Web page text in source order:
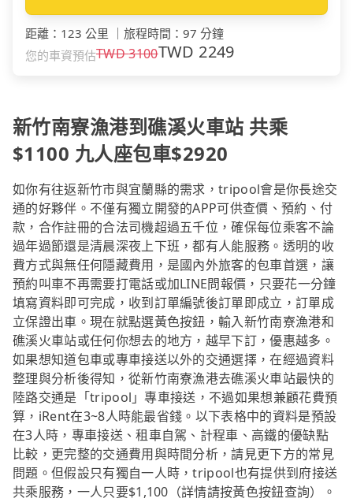
距離 ： 123 公里 旅程時間 ： 97 分鐘
您的車資預估TWD3100TWD 2249
新竹南寮漁港到礁溪火車站 共乘
$1100 九人座包車$2920
如你有往返新竹市與宜蘭縣的需求，tripool會是你長途交
通的好夥伴。不僅有獨立開發的APP可供查價、預約、付
款，合作註冊的合法司機超過五千位，確保每位乘客不論
過年過節還是清晨深夜上下班，都有人能服務。透明的收
費方式與無任何隱藏費用，是國內外旅客的包車首選，讓
預約叫車不再需要打電話或加LINE問報價，只要花一分鐘
填寫資料即可完成，收到訂單編號後訂單即成立，訂單成
立保證出車。現在就點選黃色按鈕，輸入新竹南寮漁港和
礁溪火車站或任何你想去的地方，越早下訂，優惠越多。
如果想知道包車或專車接送以外的交通選擇，在經過資料
整理與分析後得知，從新竹南寮漁港去礁溪火車站最快的
陸路交通是「tripool」專車接送，不過如果想兼顧花費預
算，iRent在3~8人時能最省錢。以下表格中的資料是預設
在3人時，專車接送、租車自駕、計程車、高鐵的優缺點
比較，更完整的交通費用與時間分析，請見更下方的常見
問題。但假設只有獨自一人時，tripool也有提供到府接送
共乘服務，一人只要$1,100（詳情請按黃色按鈕查詢）。